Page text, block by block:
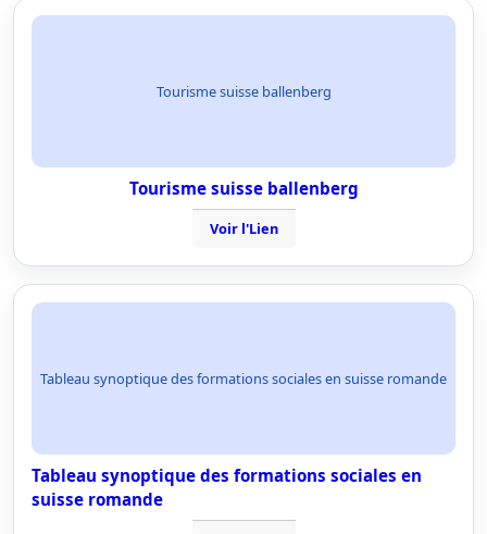
Tourisme suisse ballenberg
Tourisme suisse ballenberg
Voir l'Lien
Tableau synoptique des formations sociales en suisse romande
Tableau synoptique des formations sociales en
suisse romande